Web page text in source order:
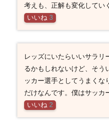
考えも、正解も変化してい
いいね 3
レッズにいたらいいサラリ
るかもしれないけど、そう
ッカー選手としてうまくな
だけなんです。僕はサッカ
いいね 2